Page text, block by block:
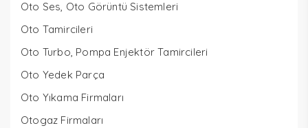
Oto Ses, Oto Görüntü Sistemleri
Oto Tamircileri
Oto Turbo, Pompa Enjektör Tamircileri
Oto Yedek Parça
Oto Yıkama Firmaları
Otogaz Firmaları